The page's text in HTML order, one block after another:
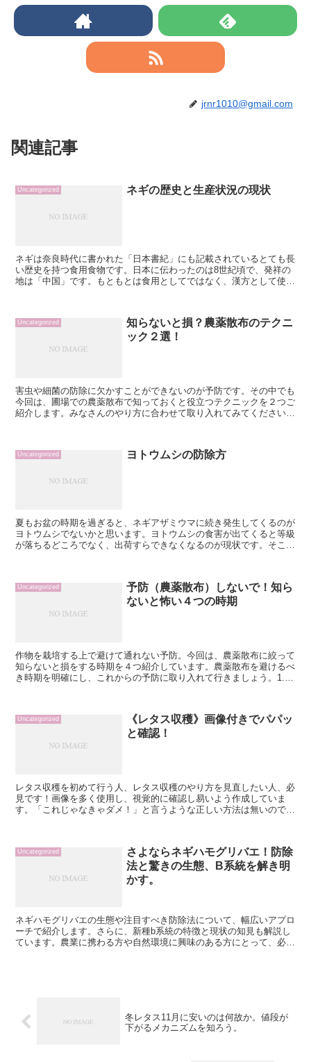
jrnr1010@gmail.com
関連記事
Uncategorized ネギの歴史と生産状況の現状
ネギは奈良時代に書かれた「日本書紀」にも記載されているとても長
い歴史を持つ食用食物です。日本に伝わったのは8世紀頃で、発祥の
地は「中国」です。もともとは食用としてではなく、漢方として使用
Uncategorized
知らないと損？農薬散布のテクニ
ック２選！
害虫や細菌の防除に欠かすことができないのが予防です。その中でも
今回は、圃場での農薬散布で知っておくと役立つテクニックを２つご
紹介します。みなさんのやり方に合わせて取り入れてみてください。
Uncategorized ヨトウムシの防除方
夏もお盆の時期を過ぎると、ネギアザミウマに続き発生してくるのが
ヨトウムシでないかと思います。ヨトウムシの食害が出てくると等級
が落ちるどころでなく、出荷すらできなくなるのが現状です。そこ
Uncategorized
予防（農薬散布）しないで！知ら
ないと怖い４つの時期
作物を栽培する上で避けて通れない予防。今回は、農薬散布に絞って
知らないと損をする時期を４つ紹介しています。農薬散布を避けるべ
き時期を明確にし、これからの予防に取り入れて行きましょう。1.雨
Uncategorized
《レタス収穫》画像付きでパパッ
と確認！
レタス収穫を初めて行う人、レタス収穫のやり方を見直したい人、必
見です！画像を多く使用し、視覚的に確認し易いよう作成していま
す。「これじゃなきゃダメ！」と言うような正しい方法は無いので、
Uncategorized
さよならネギハモグリバエ！防除
法と驚きの生態、B系統を解き明
かす。
ネギハモグリバエの生態や注目すべき防除法について、幅広いアプロ
ーチで紹介します。さらに、新種b系統の特徴と現状の知見も解説し
ています。農業に携わる方や自然環境に興味のある方にとって、必見
冬レタス11月に安いのは何故か。値段が
下がるメカニズムを知ろう。